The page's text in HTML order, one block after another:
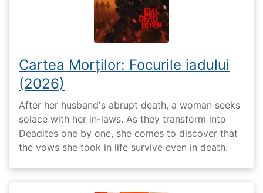
Cartea Morților: Focurile iadului
(2026)
After her husband's abrupt death, a woman seeks
solace with her in-laws. As they transform into
Deadites one by one, she comes to discover that
the vows she took in life survive even in death.